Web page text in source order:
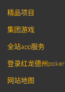
精品项目
集团游戏
全站app服务
登录红龙德州
网站地图